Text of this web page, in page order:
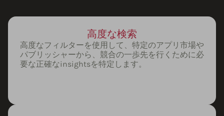
高度な検索
高度なフィルターを使用して、特定のアプリ市場や
パブリッシャーから、競合の一歩先を行くために必
要な正確なinsightsを特定します。